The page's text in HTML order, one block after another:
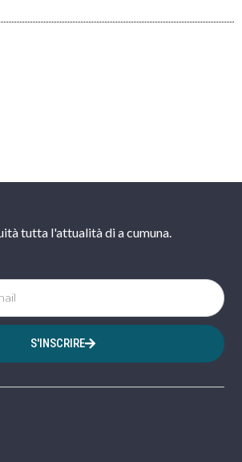
tutta l'attualità di a cumuna.
S'INSCRIRE